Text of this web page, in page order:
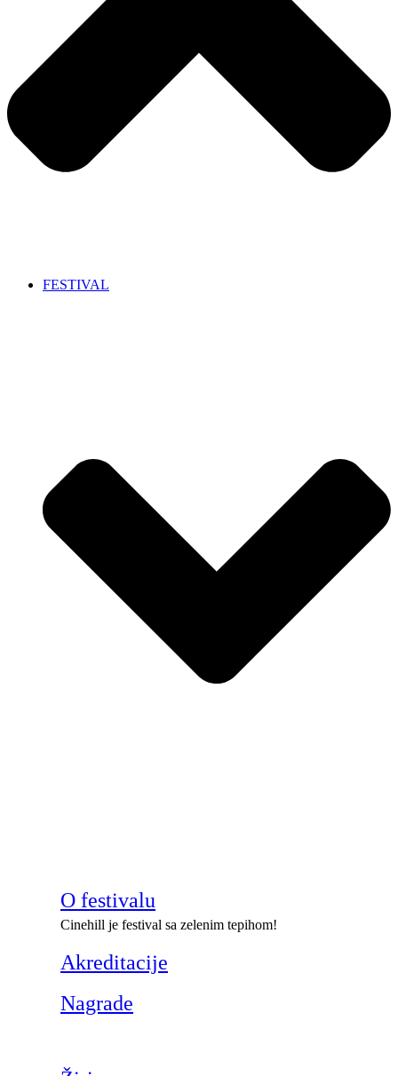
FESTIVAL
O festivalu
Cinehill je festival sa zelenim tepihom!
Akreditacije
Nagrade